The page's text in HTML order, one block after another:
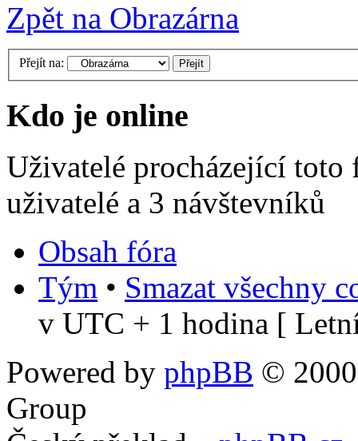
Zpět na Obrazárna
Přejít na:
Kdo je online
Uživatelé procházející
uživatelé a 3 návštevníků
Obsah fóra
Tým • Smazat všechny
v UTC + 1 hodina [
Powered by phpBB ©
Group